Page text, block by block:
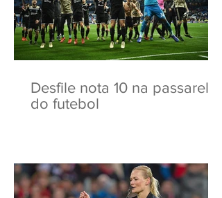
Desfile nota 10 na passarela
do futebol